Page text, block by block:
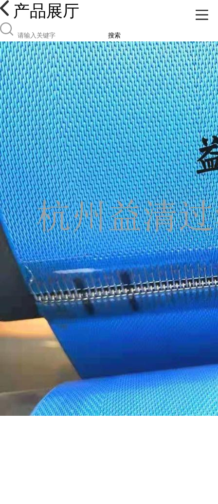
产品展厅
搜索